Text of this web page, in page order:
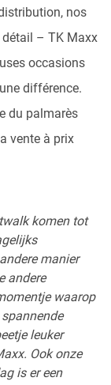
nos
détail – TK Maxx
occasions
différence.
du palmarès
vente à prix
komen tot
manier
andere
waarop
leuker
Ook onze
is er een